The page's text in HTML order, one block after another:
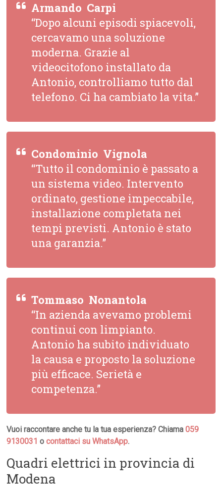
Armando  Carpi
“Dopo alcuni episodi spiacevoli,
cercavamo una soluzione
moderna. Grazie al
videocitofono installato da
Antonio, controlliamo tutto dal
telefono. Ci ha cambiato la vita.”
Condominio  Vignola
“Tutto il condominio è passato a
un sistema video. Intervento
ordinato, gestione impeccabile,
installazione completata nei
tempi previsti. Antonio è stato
una garanzia.”
Tommaso  Nonantola
“In azienda avevamo problemi
continui con limpianto.
Antonio ha subito individuato
la causa e proposto la soluzione
più efficace. Serietà e
competenza.”
Vuoi raccontare anche tu la tua esperienza? Chiama059
9130031 ocontattaci su WhatsApp.
Quadri elettrici in provincia di
Modena